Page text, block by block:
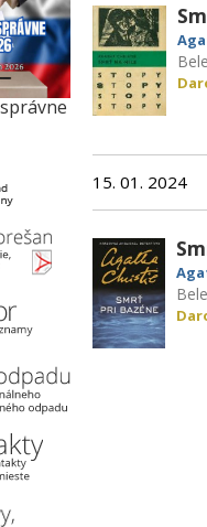
15. 01. 2024